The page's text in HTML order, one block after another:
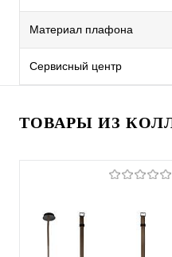
Материал плафона
Сервисный центр
ТОВАРЫ ИЗ